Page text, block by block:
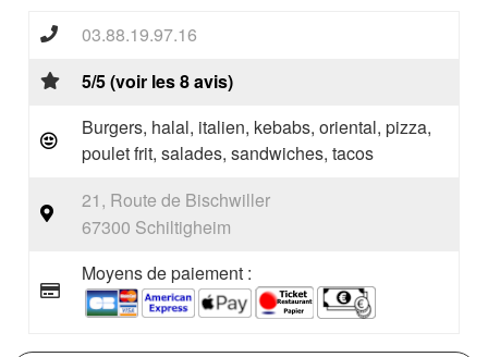
03.88.19.97.16
5/5 (voir les 8 avis)
Burgers, halal, italien, kebabs, oriental, pizza,
poulet frit, salades, sandwiches, tacos
21, Route de Bischwiller
67300 Schiltigheim
Moyens de paiement :